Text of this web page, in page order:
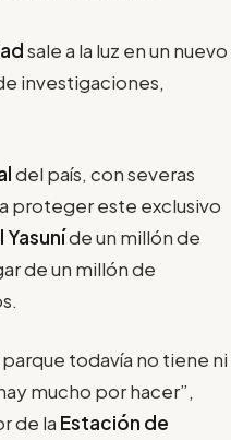
sale a la luz en un nuevo
investigaciones,
del país, con severas
proteger este exclusivo
Yasuníde un millón de
de un millón de
todavía no tiene ni
mucho por hacer”,
de la Estación de